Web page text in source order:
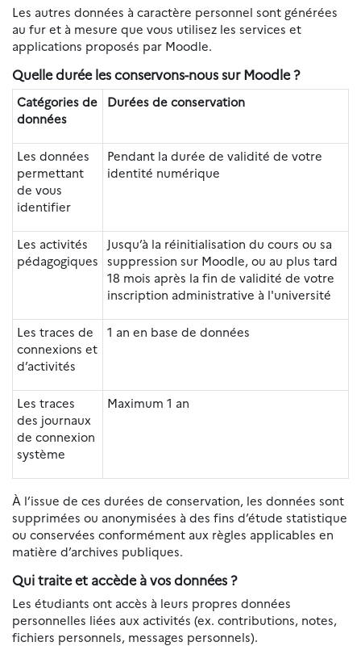
Les autres données à caractère personnel sont générées
au fur et à mesure que vous utilisez les services et
applications proposés par Moodle.
Quelle durée les conservons-nous sur Moodle ?
Catégories de
données
Durées de conservation
Les données
permettant
de vous
identifier
Pendant la durée de validité de votre
identité numérique
Les activités
pédagogiques
Jusqu’à la réinitialisation du cours ou sa
suppression sur Moodle, ou au plus tard
18 mois après la fin de validité de votre
inscription administrative à l'université
Les traces de
connexions et
d’activités
1 an en base de données
Les traces
des journaux
de connexion
système
Maximum 1 an
À l’issue de ces durées de conservation, les données sont
supprimées ou anonymisées à des fins d’étude statistique
ou conservées conformément aux règles applicables en
matière d’archives publiques.
Qui traite et accède à vos données ?
Les étudiants ont accès à leurs propres données
personnelles liées aux activités (ex. contributions, notes,
fichiers personnels, messages personnels).